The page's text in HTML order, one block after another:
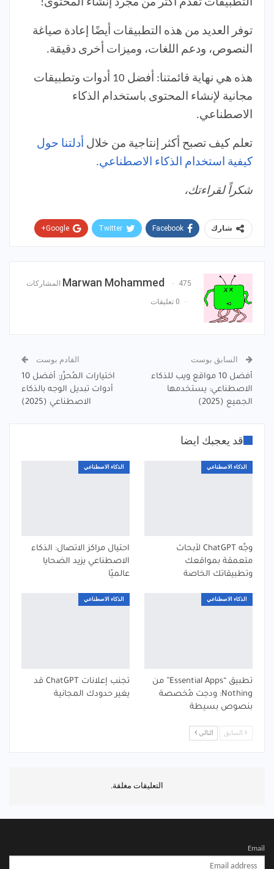
التطبيقات تقدم أكثر من مجرد إنشاء المحتوى!
توفر العديد من هذه التطبيقات أيضًا إعادة صياغة
النصوص، ودعم اللغات، وميزات أخرى دقيقة.
هذه هي نهاية قائمتنا: أفضل 10 أدوات وتطبيقات
مجانية لإنشاء المحتوى باستخدام الذكاء
الاصطناعي.
تعلم كيف تصبح أكثر إنتاجية من خلال أدلتنا حول
كيفية استخدام الذكاء الاصطناعي.
شكراً لقراءتك،
شارك Facebook
Twitter
Google+
Marwan Mohammed 475 المشاركات
0 تعليقات
السابق بوست
أفضل 10 مواقع ويب للذكاء
الاصطناعي: يستخدمها
الجميع (2025)
القادم بوست
اختيارات المُحرِّر: أفضل 10
أدوات تبديل الوجه بالذكاء
الاصطناعي (2025)
قد يعجبك ايضا
الذكاء الاصطناعي
وجِّه ChatGPT لأبحاث
متعمقة بمواقعك
وتطبيقاتك الخاصة
الذكاء الاصطناعي
احتيال مراكز الاتصال: الذكاء
الاصطناعي يزيد الضحايا
عالميًا
الذكاء الاصطناعي
تطبيق “Essential Apps” من
Nothing: ودجت مُخصصة
بنصوص بسيطة
الذكاء الاصطناعي
تجنب إعلانات ChatGPT قد
يغير حدودك المجانية
السابق التالي
التعليقات مغلقة.
Email